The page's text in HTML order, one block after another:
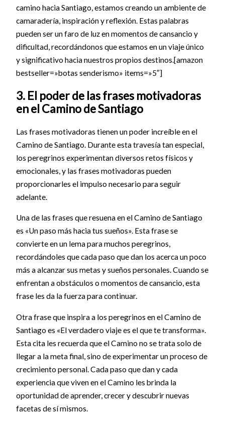
camino hacia Santiago, estamos creando un ambiente de
camaradería, inspiración y reflexión. Estas palabras
pueden ser un faro de luz en momentos de cansancio y
dificultad, recordándonos que estamos en un viaje único
y significativo hacia nuestros propios destinos.[amazon
bestseller=»botas senderismo» items=»5″]
3. El poder de las frases motivadoras
en el Camino de Santiago
Las frases motivadoras tienen un poder increíble en el
Camino de Santiago. Durante esta travesía tan especial,
los peregrinos experimentan diversos retos físicos y
emocionales, y las frases motivadoras pueden
proporcionarles el impulso necesario para seguir
adelante.
Una de las frases que resuena en el Camino de Santiago
es «Un paso más hacia tus sueños». Esta frase se
convierte en un lema para muchos peregrinos,
recordándoles que cada paso que dan los acerca un poco
más a alcanzar sus metas y sueños personales. Cuando se
enfrentan a obstáculos o momentos de cansancio, esta
frase les da la fuerza para continuar.
Otra frase que inspira a los peregrinos en el Camino de
Santiago es «El verdadero viaje es el que te transforma».
Esta cita les recuerda que el Camino no se trata solo de
llegar a la meta final, sino de experimentar un proceso de
crecimiento personal. Cada paso que dan y cada
experiencia que viven en el Camino les brinda la
oportunidad de aprender, crecer y descubrir nuevas
facetas de sí mismos.